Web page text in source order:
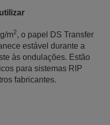
m2, o papel DS Transfer
estável durante a
às ondulações. Estão
para sistemas RIP
fabricantes.